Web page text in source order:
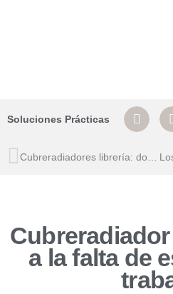
Soluciones Prácticas
a la falta de